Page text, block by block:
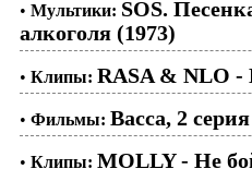
• Мультики: SOS.
алкоголя (1973)
• Клипы: RASA & NLO -
• Фильмы: Васса, 2
• Клипы: MOLLY - Не